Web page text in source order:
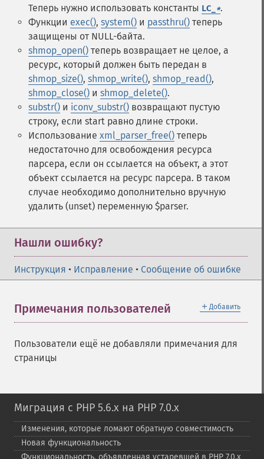
Теперь нужно использовать константы LC_ *.
Функции exec(), system() и passthru() теперь
защищены от NULL-байта.
shmop_open() теперь возвращает не целое, а
ресурс, который должен быть передан в
shmop_size(), shmop_write(), shmop_read(),
shmop_close() и shmop_delete().
substr() и iconv_substr() возвращают пустую
строку, если start равно длине строки.
Использование xml_parser_free() теперь
недостаточно для освобождения ресурса
парсера, если он ссылается на объект, а этот
объект ссылается на ресурс парсера. В таком
случае необходимо дополнительно вручную
удалить (unset) переменную $parser.
Нашли ошибку?
Инструкция • Исправление • Сообщение об ошибке
＋ Добавить
Примечания пользователей
Пользователи ещё не добавляли примечания для
страницы
Миграция с PHP 5.6.x на PHP 7.0.x
Изменения, которые ломают обратную совместимость
Новая функциональность
Функциональность, объявленная устаревшей в PHP 7.0.x